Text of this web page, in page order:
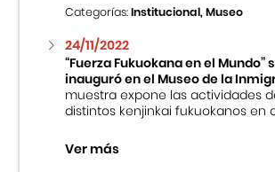
Categorías:Institucional, Museo
24/11/2022
“Fuerza Fukuokana en el Mundo”
inauguró en el Museo de la
muestra expone las actividades
distintos kenjinkai fukuokanos en
Ver más